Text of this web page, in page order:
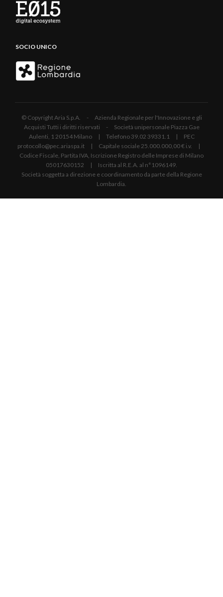
SOCIO UNICO
© Copyright Aria S.p.A. - Azienda Regionale per l'Innovazione e gli
Acquisti Tutti i diritti riservati - Società unipersonale Piazza Gae
Aulenti, 1 20154 Milano | Telefono 39.02 39331.1 | PEC
protocollo@pec.ariaspa.it | Capitale sociale 25.000.000,00 € i.v. |
Codice Fiscale, Partita IVA, Iscrizione Registro delle Imprese di Milano
05017630152 | Iscritta al R.E.A. al n°1096149.
Società soggetta a direzione e coordinamento da parte della Regione
Lombardia.